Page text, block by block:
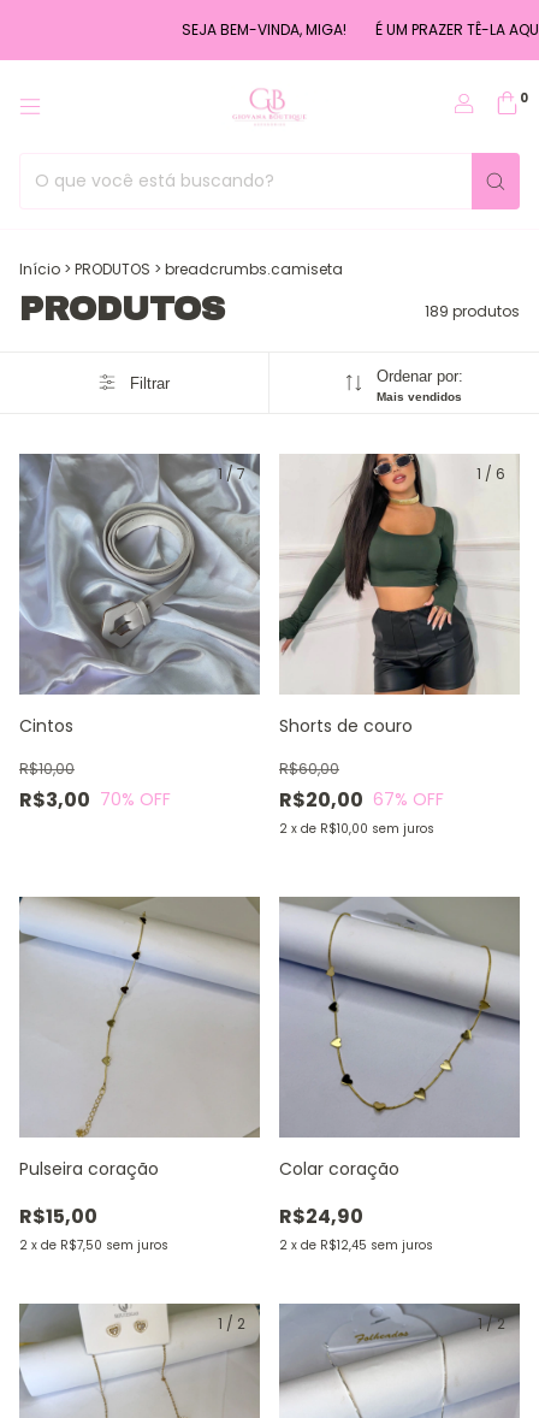
SEJA BEM-VINDA, MIGA! É UM PRAZER TÊ-LA AQUI ♡ USE O
0
Início > PRODUTOS > breadcrumbs.camiseta
PRODUTOS 189 produtos
Filtrar Ordenar por:
Mais vendidos
1 /7
Cintos
R$3,00
R$10,00
70% OFF
1 / 6
Shorts de couro
R$20,00
R$60,00
67% OFF
2 x de R$10,00 sem juros
Pulseira coração
R$15,00
2 x de R$7,50 sem juros
Colar coração
R$24,90
2 x de R$12,45 sem juros
1 / 2 1/2